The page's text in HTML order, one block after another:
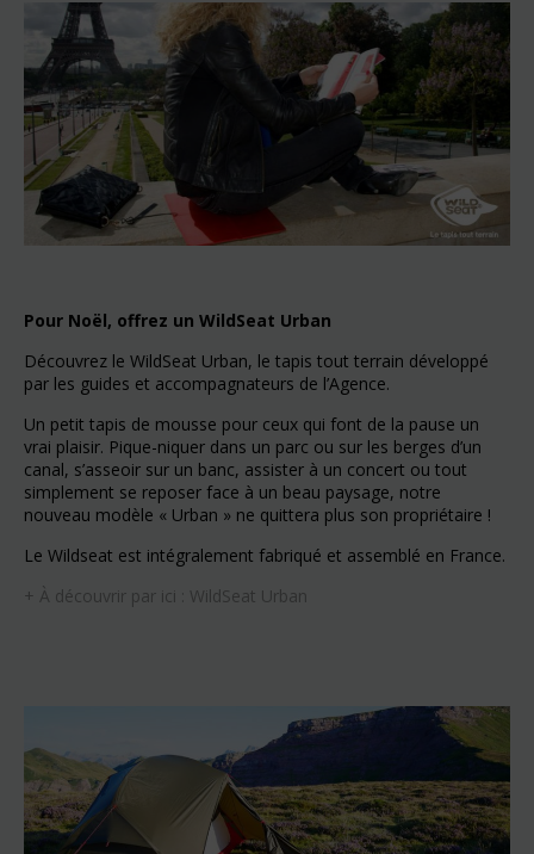
Pour Noël, offrez un WildSeat Urban
Découvrez le WildSeat Urban, le tapis tout terrain développé
par les guides et accompagnateurs de l’Agence.
Un petit tapis de mousse pour ceux qui font de la pause un
vrai plaisir. Pique-niquer dans un parc ou sur les berges d’un
canal, s’asseoir sur un banc, assister à un concert ou tout
simplement se reposer face à un beau paysage, notre
nouveau modèle « Urban » ne quittera plus son propriétaire !
Le Wildseat est intégralement fabriqué et assemblé en France.
+ À découvrir par ici : WildSeat Urban